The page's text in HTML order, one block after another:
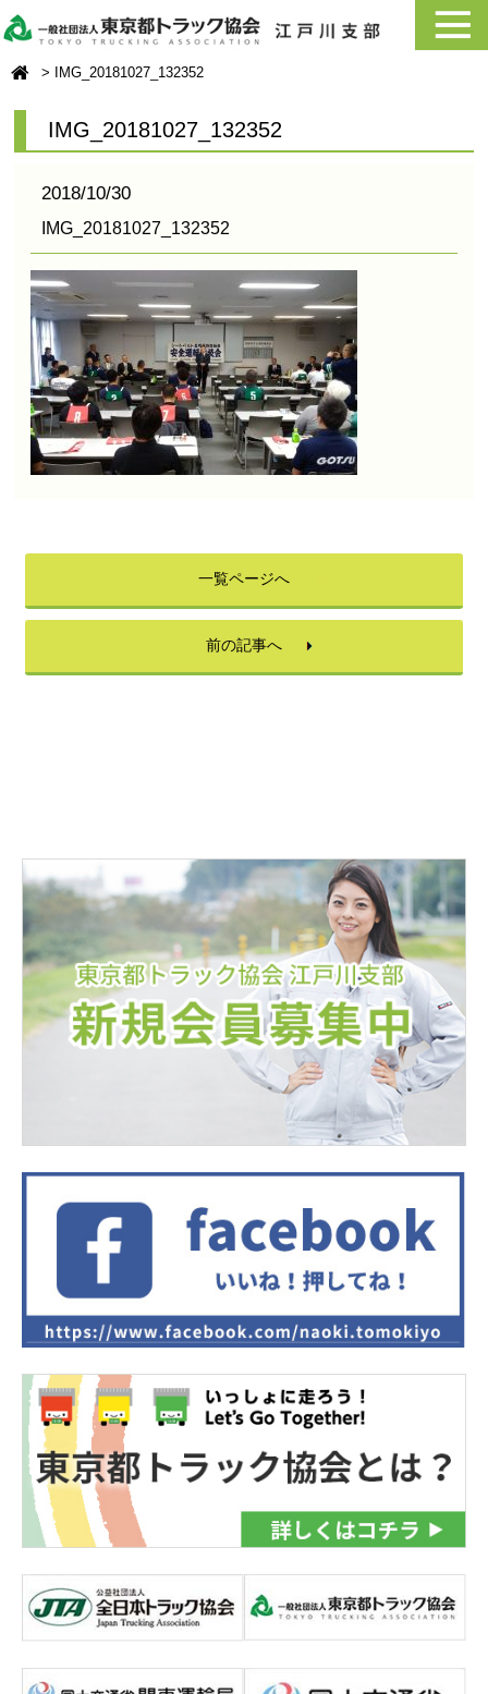
IMG_20181027_132352
IMG_20181027_132352
2018/10/30
IMG_20181027_132352
一覧ページへ
前の記事へ